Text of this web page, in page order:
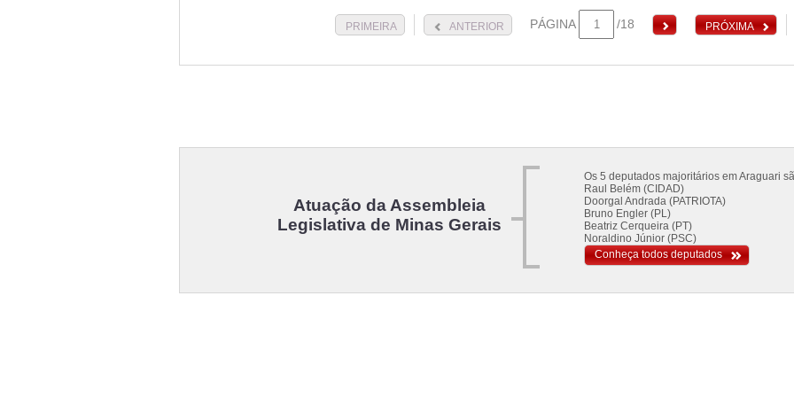
PRIMEIRA ANTERIOR PÁGINA /18 PRÓXIMA
Atuação da Assembleia
Legislativa de Minas Gerais
Os 5 deputados majoritários em Araguari
Raul Belém (CIDAD)
Doorgal Andrada (PATRIOTA)
Bruno Engler (PL)
Beatriz Cerqueira (PT)
Noraldino Júnior (PSC)
Conheça todos deputados